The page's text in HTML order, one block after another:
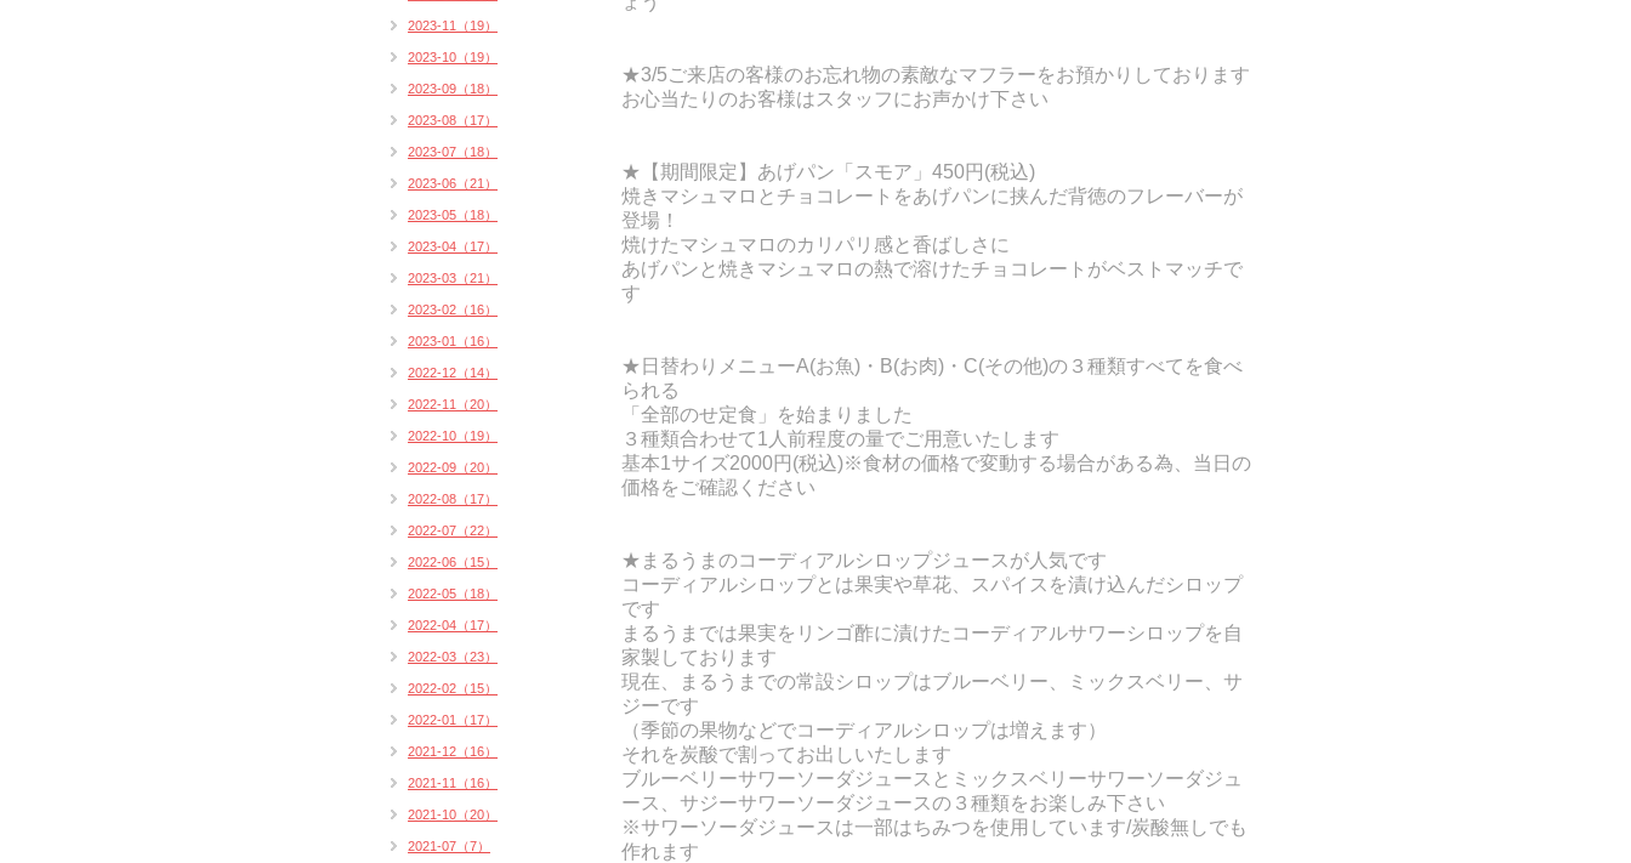
★3/5ご来店の客様のお忘れ物の素敵なマフラーをお預かりしております
お心当たりのお客様はスタッフにお声かけ下さい
★【期間限定】あげパン「スモア」450円(税込)
焼きマシュマロとチョコレートをあげパンに挟んだ背徳のフレーバーが
登場！
焼けたマシュマロのカリパリ感と香ばしさに
あげパンと焼きマシュマロの熱で溶けたチョコレートがベストマッチで
す
★日替わりメニューA(お魚)・B(お肉)・C(その他)の３種類すべてを食べ
られる
「全部のせ定食」を始まりました
３種類合わせて1人前程度の量でご用意いたします
基本1サイズ2000円(税込)※食材の価格で変動する場合がある為、当日の
価格をご確認ください
★まるうまのコーディアルシロップジュースが人気です
コーディアルシロップとは果実や草花、スパイスを漬け込んだシロップ
です
まるうまでは果実をリンゴ酢に漬けたコーディアルサワーシロップを自
家製しております
現在、まるうまでの常設シロップはブルーベリー、ミックスベリー、サ
ジーです
（季節の果物などでコーディアルシロップは増えます）
それを炭酸で割ってお出しいたします
ブルーベリーサワーソーダジュースとミックスベリーサワーソーダジュ
ース、サジーサワーソーダジュースの３種類をお楽しみ下さい
※サワーソーダジュースは一部はちみつを使用しています/炭酸無しでも
作れます
2023-11（19）
2023-10（19）
2023-09（18）
2023-08（17）
2023-07（18）
2023-06（21）
2023-05（18）
2023-04（17）
2023-03（21）
2023-02（16）
2023-01（16）
2022-12（14）
2022-11（20）
2022-10（19）
2022-09（20）
2022-08（17）
2022-07（22）
2022-06（15）
2022-05（18）
2022-04（17）
2022-03（23）
2022-02（15）
2022-01（17）
2021-12（16）
2021-11（16）
2021-10（20）
2021-07（7）